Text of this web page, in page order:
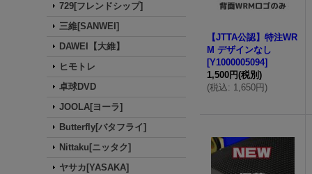
729[フレンドシップ]
三維[SANWEI]
DAWEI【大維】
ヒモトレ
卓球DVD
JOOLA[ヨーラ]
Butterfly[バタフライ]
Nittaku[ニッタク]
ヤサカ[YASAKA]
【JTTA公認】特注WR
M デザインなし
[Y1000005094]
1,500円(税別)
(税込: 1,650円)